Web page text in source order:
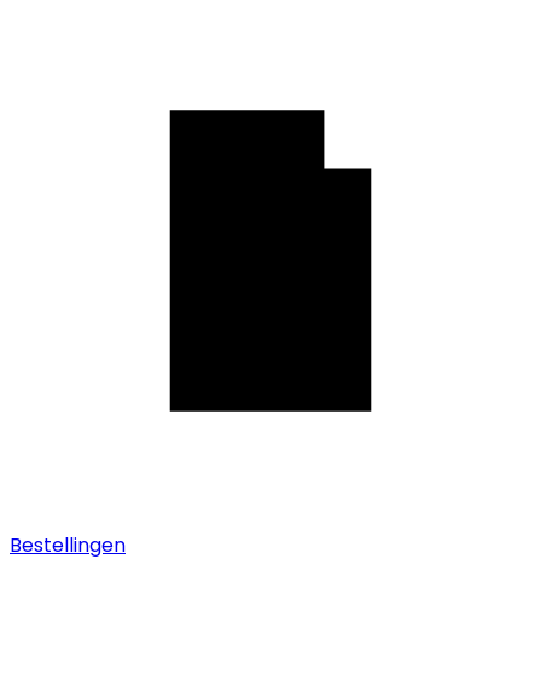
Bestellingen